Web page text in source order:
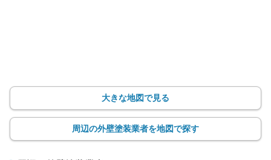
大きな地図で見る
周辺の外壁塗装業者を地図で探す